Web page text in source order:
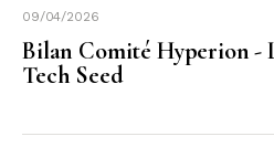
09/04/2026
Bilan Comité Hyperion -
Tech Seed